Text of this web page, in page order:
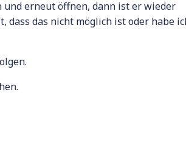
erneut öffnen, dann ist er wieder
das nicht möglich ist oder habe